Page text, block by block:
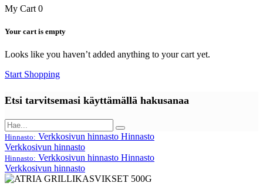
My Cart 0
Your cart is empty
Looks like you haven’t added anything to your cart yet.
Start Shopping
Etsi tarvitsemasi käyttämällä hakusanaa
Hinnasto: Verkkosivun hinnasto Hinnasto
Verkkosivun hinnasto
Hinnasto: Verkkosivun hinnasto Hinnasto
Verkkosivun hinnasto